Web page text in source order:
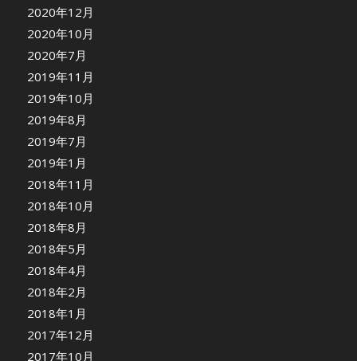
2020年12月
2020年10月
2020年7月
2019年11月
2019年10月
2019年8月
2019年7月
2019年1月
2018年11月
2018年10月
2018年8月
2018年5月
2018年4月
2018年2月
2018年1月
2017年12月
2017年10月